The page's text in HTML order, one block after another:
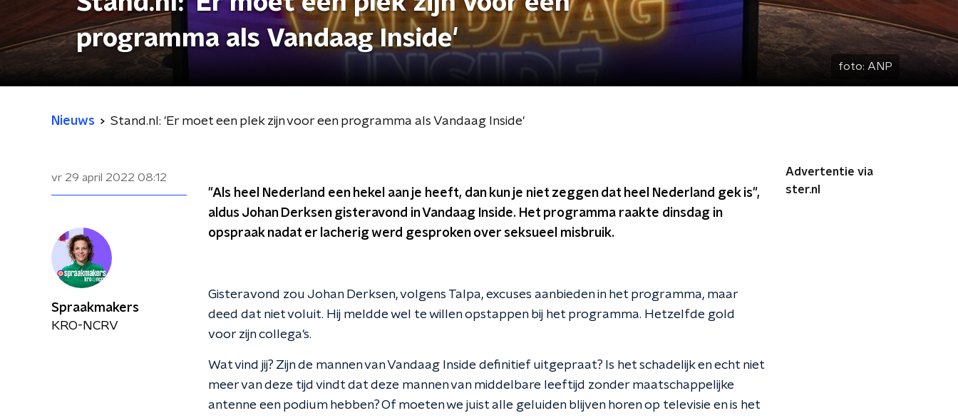
programma als Vandaag Inside'
foto: ANP
Nieuws Stand.nl: 'Er moet een plek zijn voor een programma als Vandaag Inside'
vr 29 april 2022 08:12
"Als heel Nederland een hekel aan je heeft, dan kun je niet zeggen dat heel Nederland gek is",
aldus Johan Derksen gisteravond in Vandaag Inside. Het programma raakte dinsdag in
opspraak nadat er lacherig werd gesproken over seksueel misbruik.
Gisteravond zou Johan Derksen, volgens Talpa, excuses aanbieden in het programma, maar
deed dat niet voluit. Hij meldde wel te willen opstappen bij het programma. Hetzelfde gold
voor zijn collega's.
Wat vind jij? Zijn de mannen van Vandaag Inside definitief uitgepraat? Is het schadelijk en echt niet
meer van deze tijd vindt dat deze mannen van middelbare leeftijd zonder maatschappelijke
antenne een podium hebben? Of moeten we juist alle geluiden blijven horen op televisie en is het
Advertentie via
ster.nl
Spraakmakers
KRO-NCRV